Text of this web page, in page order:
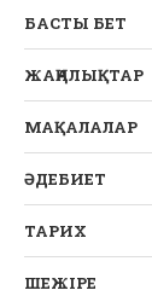
БАСТЫ БЕТ
ЖАҢАЛЫҚТАР
МАҚАЛАЛАР
ӘДЕБИЕТ
ТАРИХ
ШЕЖІРЕ